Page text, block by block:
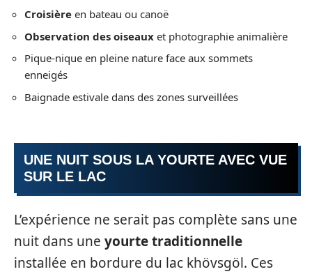
Croisière en bateau ou canoë
Observation des oiseaux et photographie animalière
Pique-nique en pleine nature face aux sommets
enneigés
Baignade estivale dans des zones surveillées
UNE NUIT SOUS LA YOURTE AVEC VUE
SUR LE LAC
L’expérience ne serait pas complète sans une
nuit dans une yourte traditionnelle
installée en bordure du lac khövsgöl. Ces